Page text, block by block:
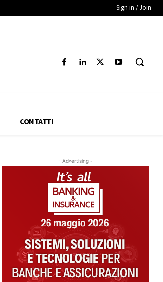
Sign in / Join
CONTATTI
- Advertising -